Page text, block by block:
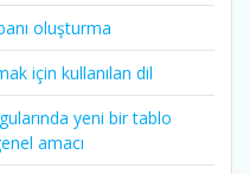
oluşturma
için kullanılan dil
yeni bir tablo
amacı